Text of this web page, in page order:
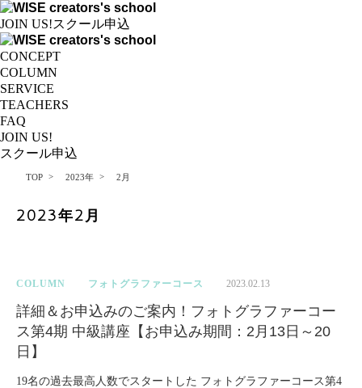
JOIN US!スクール申込
CONCEPT
COLUMN
SERVICE
TEACHERS
FAQ
JOIN US!
スクール申込
TOP > 2023年 > 2月
2023年2月
COLUMN フォトグラファーコース 2023.02.13
詳細＆お申込みのご案内！フォトグラファーコー
ス第4期 中級講座【お申込み期間：2月13日～20
日】
19名の過去最高人数でスタートした フォトグラファーコース第4